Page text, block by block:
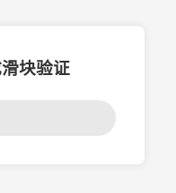
块验证